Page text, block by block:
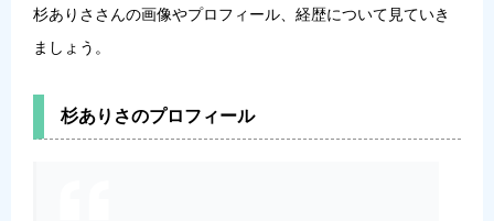
杉ありささんの画像やプロフィール、経歴について見ていき
ましょう。
杉ありさのプロフィール